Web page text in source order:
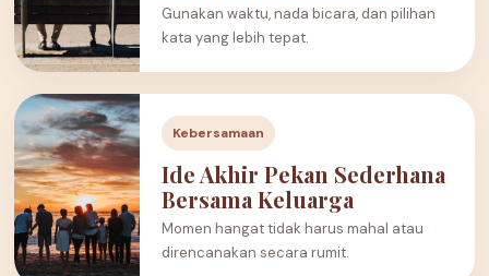
Gunakan waktu, nada bicara, dan pilihan
kata yang lebih tepat.
Kebersamaan
Ide Akhir Pekan Sederhana
Bersama Keluarga
Momen hangat tidak harus mahal atau
direncanakan secara rumit.